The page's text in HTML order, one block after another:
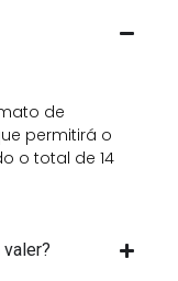
de
permitirá o
o total de 14